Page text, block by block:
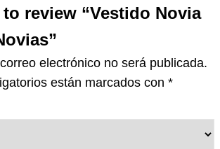
review “Vestido Novia
electrónico no será publicada.
están marcados con *